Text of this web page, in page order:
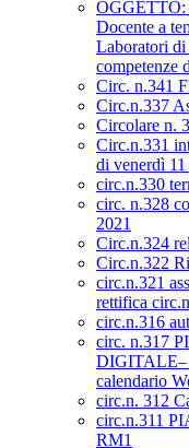
OGGETTO:
Docente a
Laboratori di
competenze
Circ. n.341
Circ.n.337
Circolare n.
Circ.n.331
di venerdì
circ.n.330
circ. n.328
2021
Circ.n.324
Circ.n.322
circ.n.321
rettifica
circ.n.316
circ. n.317
DIGITALE–
calendario
circ.n. 312
circ.n.311
RM1